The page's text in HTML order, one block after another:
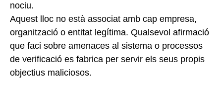
nociu.
Aquest lloc no està associat amb cap empresa,
organització o entitat legítima. Qualsevol afirmació
que faci sobre amenaces al sistema o processos
de verificació es fabrica per servir els seus propis
objectius maliciosos.